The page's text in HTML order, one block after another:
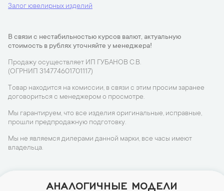
Залог ювелирных изделий
В связи с нестабильностью курсов валют, актуальную
стоимость в рублях уточняйте у менеджера!
Продажу осуществляет ИП ГУБАНОВ С.В.
(ОГРНИП 314774601701117)
Товар находится на комиссии, в связи с этим просим заранее
договориться с менеджером о просмотре.
Мы гарантируем, что все изделия оригинальные, исправные,
прошли предпродажную подготовку.
Мы не являемся дилерами данной марки, все часы имеют
владельца.
АНАЛОГИЧНЫЕ МОДЕЛИ